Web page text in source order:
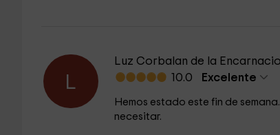
L
Luz Corbalan de la
10.0 Excelente
Hemos estado este fin de
necesitar.